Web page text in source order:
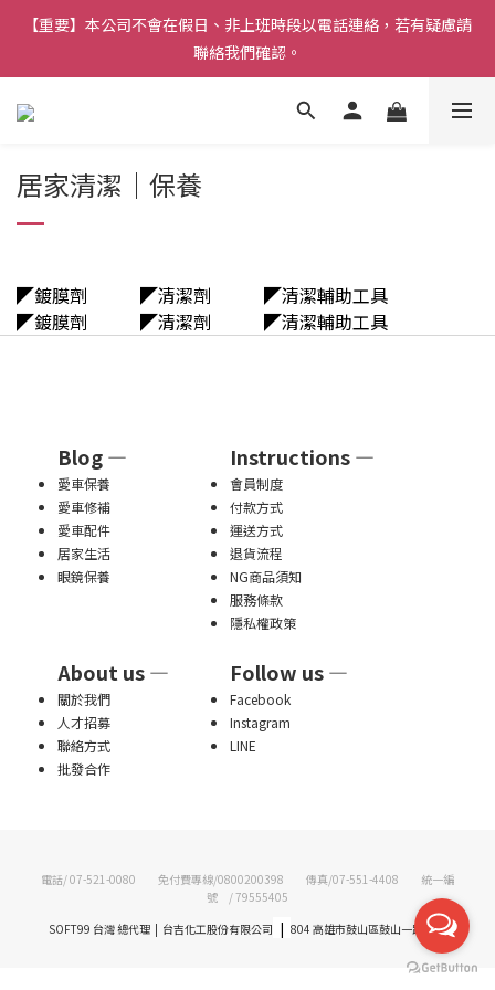
【重要】本公司不會在假日、非上班時段以電話連絡，若有疑慮請
聯絡我們確認。
【重要】本公司不會在假日、非上班時段以電話連絡，若有疑慮請
聯絡我們確認。
登入會員滿$888即可免運，並可累積購物金。
雨天必備》免雨刷DX《開車視線超清晰！熱賣中
聯絡我們確認。
居家清潔｜保養
◤鍍膜劑 ◤清潔劑 ◤清潔輔助工具
◤鍍膜劑 ◤清潔劑 ◤清潔輔助工具
Blog — Instructions —
愛車保養
會員制度
愛車修補
付款方式
愛車配件
運送方式
居家生活
退貨流程
眼鏡保養
NG商品須知
服務條款
隱私權政策
About us — Follow us —
關於我們
Facebook
人才招募
Instagram
聯絡方式
LINE
批發合作
電話/ 07-521-0080 免付費專線/0800200398 傳真/07-551-4408 統一編
號 / 79555405
SOFT99 台灣 總代理 | 台吉化工股份有限公司 | 804 高雄市鼓山區鼓山一路77號